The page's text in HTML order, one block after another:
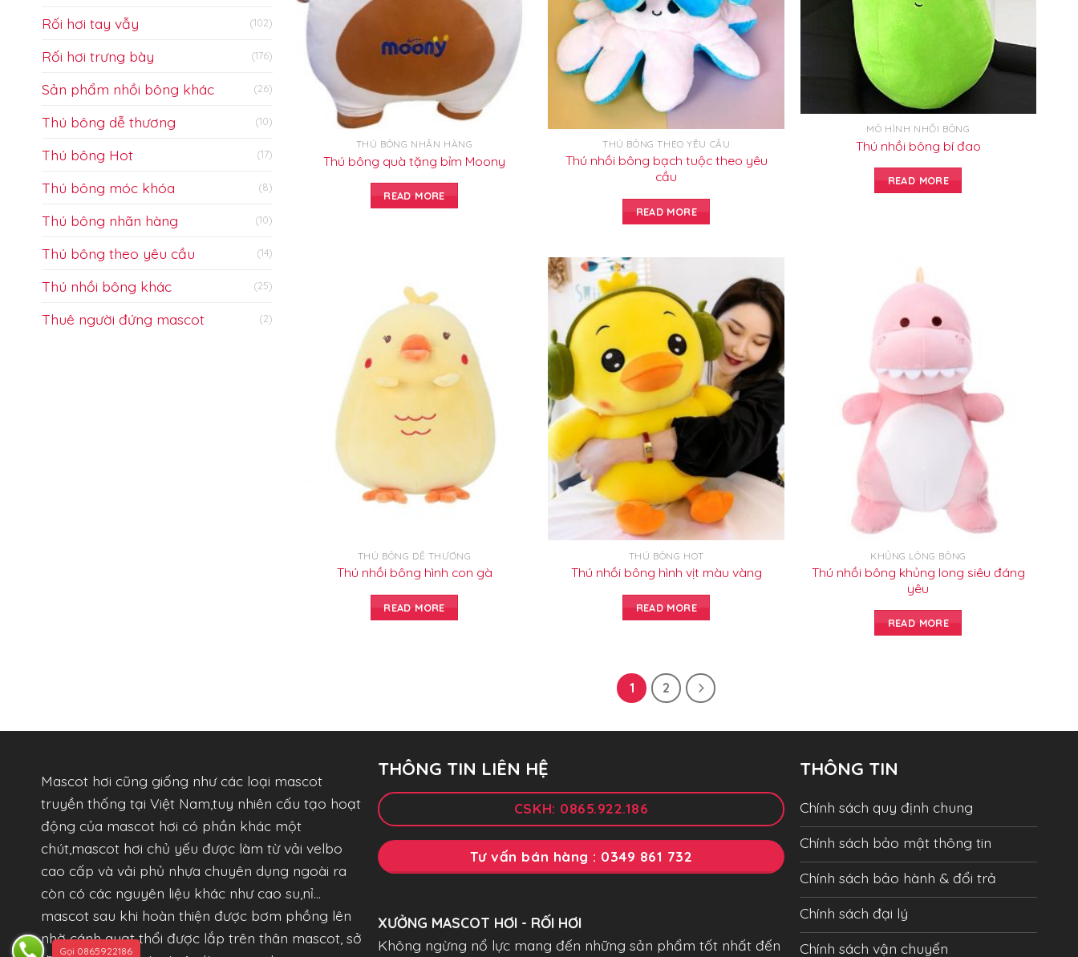
Rối hơi tay vẫy (102)
Rối hơi trưng bày (176)
Sản phẩm nhồi bông khác (26)
Thú bông dễ thương (10)
Thú bông Hot (17)
Thú bông móc khóa (8)
Thú bông nhãn hàng (10)
Thú bông theo yêu cầu (14)
Thú nhồi bông khác (25)
Thuê người đứng mascot (2)
THÚ BÔNG NHÃN HÀNG
Thú bông quà tặng bỉm Moony
READ MORE
THÚ BÔNG THEO YÊU CẦU
Thú nhồi bông bạch tuộc theo yêu
cầu
READ MORE
MÔ HÌNH NHỒI BÔNG
Thú nhồi bông bí đao
READ MORE
THÚ BÔNG DỄ THƯƠNG
Thú nhồi bông hình con gà
READ MORE
THÚ BÔNG HOT
Thú nhồi bông hình vịt màu vàng
READ MORE
KHỦNG LÔNG BÔNG
Thú nhồi bông khủng long siêu đáng
yêu
READ MORE
1 2
Mascot hơi cũng giống như các loại mascot
truyền thống tại Việt Nam,tuy nhiên cấu tạo hoạt
động của mascot hơi có phần khác một
chút,mascot hơi chủ yếu được làm từ vải velbo
cao cấp và vải phủ nhựa chuyên dụng ngoài ra
còn có các nguyên liệu khác như cao su,nỉ…
mascot sau khi hoàn thiện được bơm phồng lên
nhờ cánh quạt thổi được lắp trên thân mascot, sở
THÔNG TIN LIÊN HỆ
CSKH: 0865.922.186
Tư vấn bán hàng : 0349 861 732
XƯỞNG MASCOT HƠI - RỐI HƠI
Không ngừng nổ lực mang đến những sản phẩm tốt nhất đến
THÔNG TIN
Chính sách quy định chung
Chính sách bảo mật thông tin
Chính sách bảo hành & đổi trả
Chính sách đại lý
Chính sách vận chuyển
Gọi 0865922186